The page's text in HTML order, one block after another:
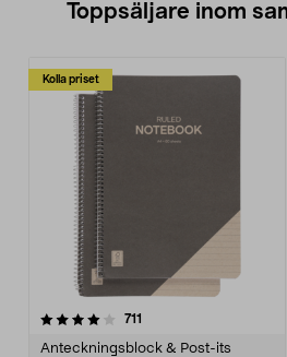
Toppsäljare inom
Kolla priset
711
Anteckningsblock & Post-its
4.0 av 5 stjärnor